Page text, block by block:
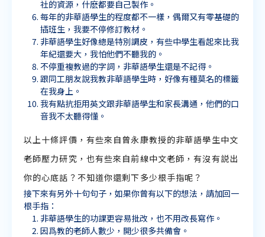
社的資源，什麽都要自己製作。
每年的非華語學生的程度都不一樣，偶爾又有零基礎的
插班生，我要不停修訂教材。
非華語學生好像總是特別調皮，有些中學生看起來比我
年紀還要大，我怕他們不聽我的。
不停重複教過的字詞，非華語學生還是不記得。
跟同工朋友說我教非華語學生時，好像有種莫名的標籤
在我身上。
我有點抗拒用英文跟非華語學生和家長溝通，他們的口
音我不太聽得懂。
以上十條評價，有些來自曾永康教授的非華語學生中文
老師壓力研究，也有些來自前線中文老師，有沒有説出
你的心底話？不知道你還剩下多少根手指呢？
接下來有另外十句句子，如果你曾有以下的想法，請加回一
根手指：
非華語學生的功課更容易批改，也不用改長寫作。
因爲教的老師人數少，開少很多共備會。